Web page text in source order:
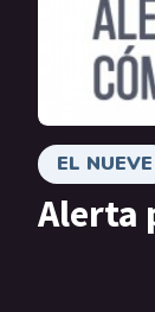
EL NUEVE
Alerta